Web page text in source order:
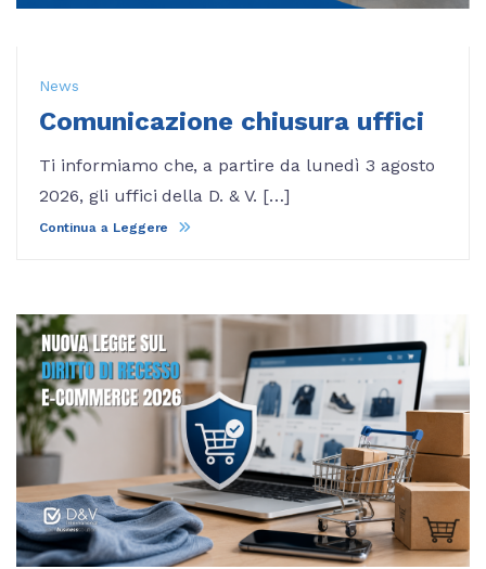
News
Comunicazione chiusura uffici
Ti informiamo che, a partire da lunedì 3 agosto
2026, gli uffici della D. & V. […]
Continua a Leggere